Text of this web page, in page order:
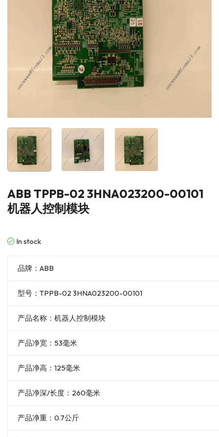
ABB TPPB-02 3HNA023200-00101
机器人控制模块
In stock
品牌：ABB
型号：TPPB-02 3HNA023200-00101
产品名称：机器人控制模块
产品净宽：53毫米
产品净高：125毫米
产品净深/长度：260毫米
产品净重：0.7公斤